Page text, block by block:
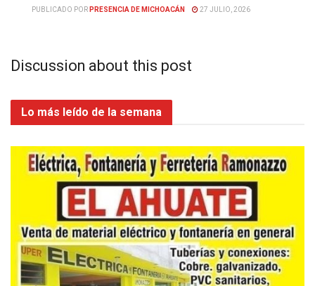
PUBLICADO POR PRESENCIA DE MICHOACÁN 27 JULIO, 2026
Discussion about this post
Lo más leído de la semana